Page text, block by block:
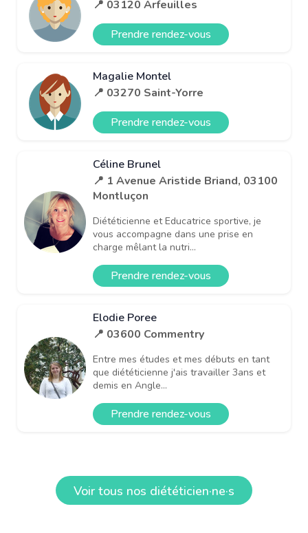
📍 03120 Arfeuilles
Prendre rendez-vous
Magalie Montel
📍 03270 Saint-Yorre
Prendre rendez-vous
Céline Brunel
📍 1 Avenue Aristide Briand, 03100
Montluçon
Diététicienne et Educatrice sportive, je
vous accompagne dans une prise en
charge mêlant la nutri...
Prendre rendez-vous
Elodie Poree
📍 03600 Commentry
Entre mes études et mes débuts en tant
que diététicienne j'ais travailler 3ans et
demis en Angle...
Prendre rendez-vous
Voir tous nos diététicien·ne·s